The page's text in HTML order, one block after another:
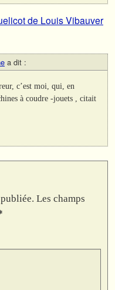
de Louis Vibauver
a dit :
c’est moi, qui, en
à coudre -jouets , citait
Les champs